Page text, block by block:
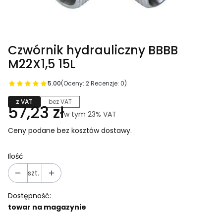
Czwórnik hydrauliczny BBBB
M22X1,5 15L
5.00(Oceny: 2 Recenzje: 0)
z VAT bez VAT
Cena
57,23 złw tym 23% VAT
w tym 23% VAT
Ceny podane bez kosztów dostawy.
Ilość
szt.
Dostępność:
towar na magazynie